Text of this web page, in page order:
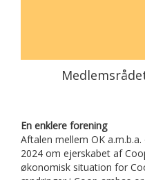
En enklere forening
Aftalen mellem OK
2024 om ejerskabet af
økonomisk situation for